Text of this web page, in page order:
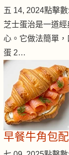
五 14, 2024點擊
芝士蛋治是一道
心。它做法簡單
蛋 2…
早餐牛角包